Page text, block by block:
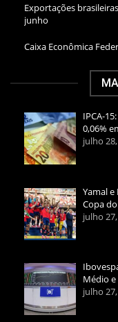
Exportações
junho
Caixa Econômica
IPCA-
0,06%
julho
Yamal
Copa
julho
Médio e
julho